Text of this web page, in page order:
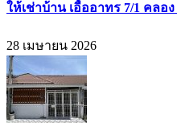
ให้เช่าบ้าน เอื้ออาทร 7/1 คลอ
28 เมษายน 2026